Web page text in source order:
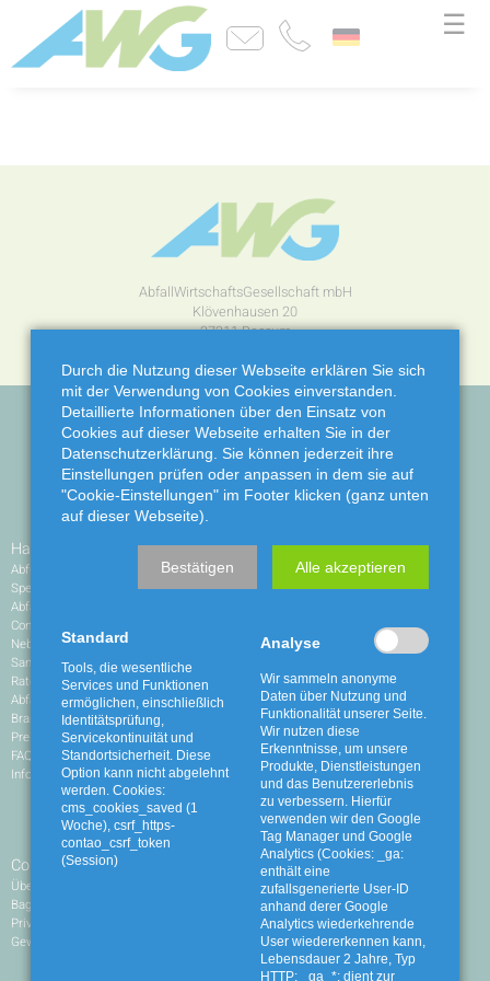
☰
AbfallWirtschaftsGesellschaft mbH
Klövenhausen 20
27211 Bassum
Kontakt Impressum Datenschutz
Rechtliches
Erklärung zur Barrierefreiheit
Haushalte
Abfuhrkalender
Sperrabfall
Abfallbehälter
Container
Nebenkostenrechner
Sammeln und sortieren
Ratgeber
Abfälle vermeiden
Brandgefahr: Batterien und Akkus
Preise
FAQ
Infomaterial und Formulare
Gewerbe
Leistungen
Umleerbehälter
Mineralische Bauabfälle
Grünabfälle
Altholz
Wertstoffe
Problemabfälle
Sonstige Abfälle
Zertifikate
Infomaterial und Formulare
AGB
Container
Übersicht
BagUp
Privathaushalte
Gewerbe
Standorte
Wertstoffhöfe und Sammelstellen
Wertstoffhof Stuhr/Weyhe
Wertstoffhof Bassum
Wertstoffhof Sulinger Land
Wertstoffhof Diepholz-Aschen
Durch die Nutzung dieser Webseite erklären Sie sich
mit der Verwendung von Cookies einverstanden.
Detaillierte Informationen über den Einsatz von
Cookies auf dieser Webseite erhalten Sie in der
Datenschutzerklärung. Sie können jederzeit ihre
Einstellungen prüfen oder anpassen in dem sie auf
"Cookie-Einstellungen" im Footer klicken (ganz unten
auf dieser Webseite).
Bestätigen Alle akzeptieren
Standard
Tools, die wesentliche
Services und Funktionen
ermöglichen, einschließlich
Identitätsprüfung,
Servicekontinuität und
Standortsicherheit. Diese
Option kann nicht abgelehnt
werden. Cookies:
cms_cookies_saved (1
Woche), csrf_https-
contao_csrf_token
(Session)
Analyse
Wir sammeln anonyme
Daten über Nutzung und
Funktionalität unserer Seite.
Wir nutzen diese
Erkenntnisse, um unsere
Produkte, Dienstleistungen
und das Benutzererlebnis
zu verbessern. Hierfür
verwenden wir den Google
Tag Manager und Google
Analytics (Cookies: _ga:
enthält eine
zufallsgenerierte User-ID
anhand derer Google
Analytics wiederkehrende
User wiedererkennen kann,
Lebensdauer 2 Jahre, Typ
HTTP; _ga_*: dient zur